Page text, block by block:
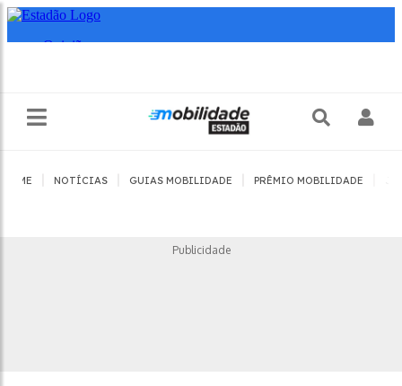
HOME NOTÍCIAS GUIAS MOBILIDADE PRÊMIO MOBILIDADE
Publicidade